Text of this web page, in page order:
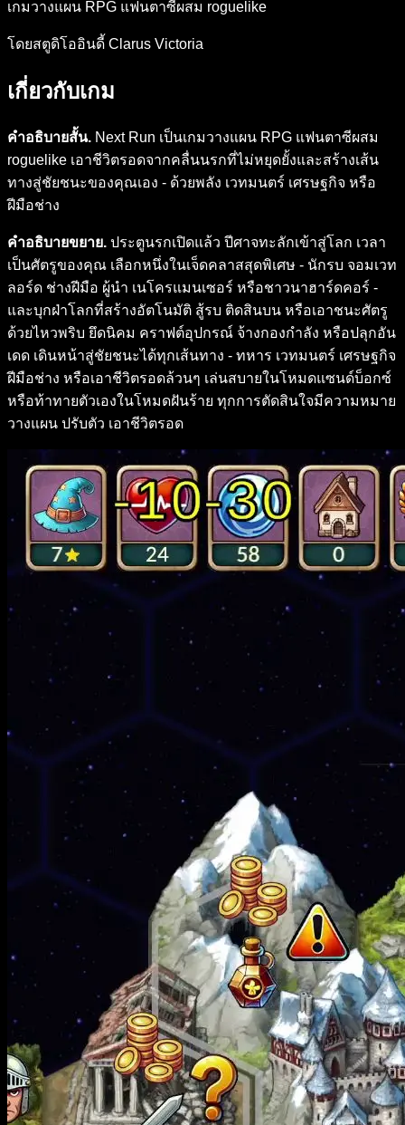
เกมวางแผน RPG แฟนตาซีผสม roguelike
โดยสตูดิโออินดี้ Clarus Victoria
เกี่ยวกับเกม
คำอธิบายสั้น. Next Run เป็นเกมวางแผน RPG แฟนตาซีผสม
roguelike เอาชีวิตรอดจากคลื่นนรกที่ไม่หยุดยั้งและสร้างเส้น
ทางสู่ชัยชนะของคุณเอง - ด้วยพลัง เวทมนตร์ เศรษฐกิจ หรือ
ฝีมือช่าง
คำอธิบายขยาย. ประตูนรกเปิดแล้ว ปีศาจทะลักเข้าสู่โลก เวลา
เป็นศัตรูของคุณ เลือกหนึ่งในเจ็ดคลาสสุดพิเศษ - นักรบ จอมเวท
ลอร์ด ช่างฝีมือ ผู้นำ เนโครแมนเซอร์ หรือชาวนาฮาร์ดคอร์ -
และบุกฝ่าโลกที่สร้างอัตโนมัติ สู้รบ ติดสินบน หรือเอาชนะศัตรู
ด้วยไหวพริบ ยึดนิคม คราฟต์อุปกรณ์ จ้างกองกำลัง หรือปลุกอัน
เดด เดินหน้าสู่ชัยชนะได้ทุกเส้นทาง - ทหาร เวทมนตร์ เศรษฐกิจ
ฝีมือช่าง หรือเอาชีวิตรอดล้วนๆ เล่นสบายในโหมดแซนด์บ็อกซ์
หรือท้าทายตัวเองในโหมดฝันร้าย ทุกการตัดสินใจมีความหมาย
วางแผน ปรับตัว เอาชีวิตรอด